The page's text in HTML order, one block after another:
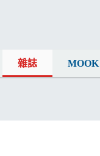
雜誌 MOOK